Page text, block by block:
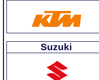
Suzuki